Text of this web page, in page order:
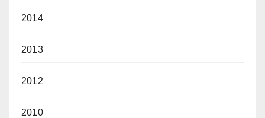
2014
2013
2012
2010